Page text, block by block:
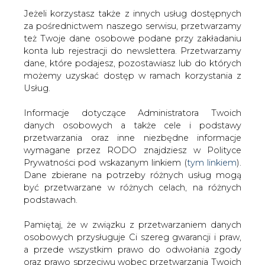
Jeżeli korzystasz także z innych usług dostępnych
za pośrednictwem naszego serwisu, przetwarzamy
też Twoje dane osobowe podane przy zakładaniu
konta lub rejestracji do newslettera. Przetwarzamy
dane, które podajesz, pozostawiasz lub do których
możemy uzyskać dostęp w ramach korzystania z
Usług.
Informacje dotyczące Administratora Twoich
danych osobowych a także cele i podstawy
przetwarzania oraz inne niezbędne informacje
wymagane przez RODO znajdziesz w Polityce
Prywatności pod wskazanym linkiem (tym linkiem).
Dane zbierane na potrzeby różnych usług mogą
być przetwarzane w różnych celach, na różnych
podstawach.
Pamiętaj, że w związku z przetwarzaniem danych
osobowych przysługuje Ci szereg gwarancji i praw,
a przede wszystkim prawo do odwołania zgody
oraz prawo sprzeciwu wobec przetwarzania Twoich
Strona główna
SERWIS INFORMACYJNY CIRE
Ropa w N. Jorku coraz bliżej 32 USD/b, bo Iran też
popiera zamrożenie produkcji
drukuj
skomentuj
udostępnij
Ropa w N. Jorku coraz bliżej 32